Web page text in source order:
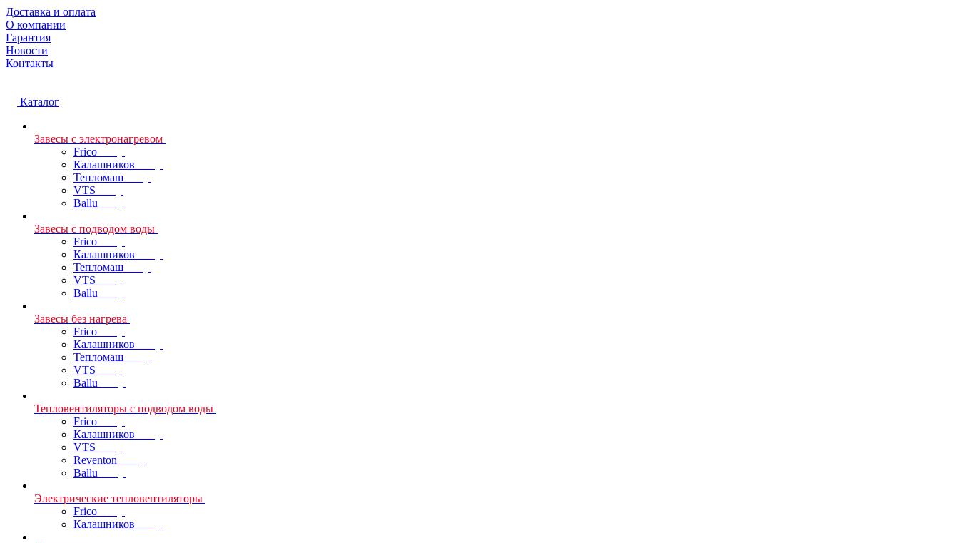
Доставка и оплата
О компании
Гарантия
Новости
Контакты
Каталог
Завесы с электронагревом
Frico
Калашников
Тепломаш
VTS
Ballu
Завесы с подводом воды
Frico
Калашников
Тепломаш
VTS
Ballu
Завесы без нагрева
Frico
Калашников
Тепломаш
VTS
Ballu
Тепловентиляторы с подводом воды
Frico
Калашников
VTS
Reventon
Ballu
Электрические тепловентиляторы
Frico
Калашников